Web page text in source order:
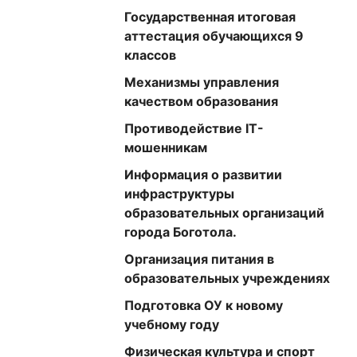
Государственная итоговая
аттестация обучающихся 9
классов
Механизмы управления
качеством образования
Противодействие IT-
мошенникам
Информация о развитии
инфраструктуры
образовательных организаций
города Боготола.
Организация питания в
образовательных учреждениях
Подготовка ОУ к новому
учебному году
Физическая культура и спорт